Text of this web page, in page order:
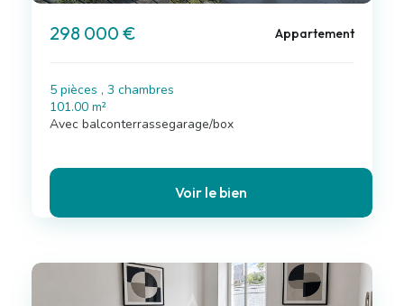
298 000 € Appartement
5 pièces , 3 chambres
101.00 m²
Avec balconterrassegarage/box
Voir le bien